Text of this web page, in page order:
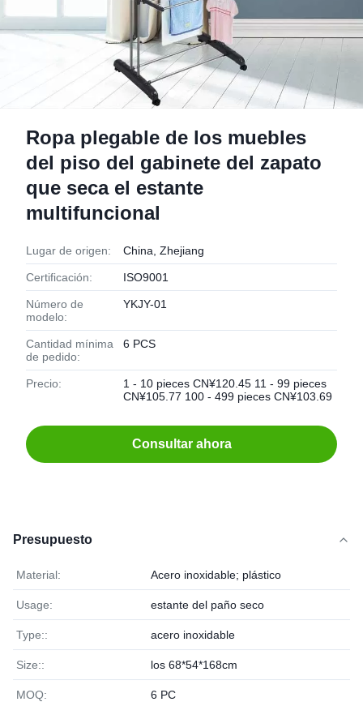
Ropa plegable de los muebles
del piso del gabinete del zapato
que seca el estante
multifuncional
Lugar de origen: China, Zhejiang
Certificación: ISO9001
Número de
modelo:
YKJY-01
Cantidad mínima
de pedido:
6 PCS
Precio:
1 - 10 pieces CN¥120.45 11 - 99 pieces
CN¥105.77 100 - 499 pieces CN¥103.69
Consultar ahora
Presupuesto
Material: Acero inoxidable; plástico
Usage: estante del paño seco
Type:: acero inoxidable
Size:: los 68*54*168cm
MOQ: 6 PC